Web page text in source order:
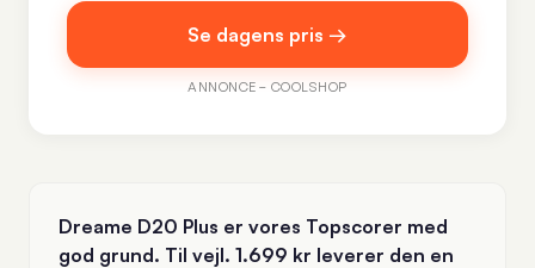
Se dagens pris →
ANNONCE – COOLSHOP
Dreame D20 Plus er vores Topscorer med
god grund. Til vejl. 1.699 kr leverer den en